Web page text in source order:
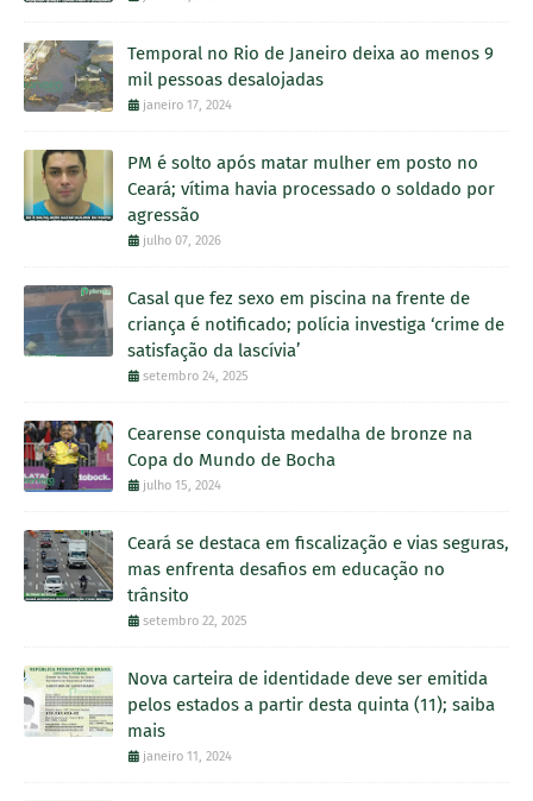
Temporal no Rio de Janeiro deixa ao menos 9
mil pessoas desalojadas
janeiro 17, 2024
PM é solto após matar mulher em posto no
Ceará; vítima havia processado o soldado por
agressão
julho 07, 2026
Casal que fez sexo em piscina na frente de
criança é notificado; polícia investiga ‘crime de
satisfação da lascívia’
setembro 24, 2025
Cearense conquista medalha de bronze na
Copa do Mundo de Bocha
julho 15, 2024
Ceará se destaca em fiscalização e vias seguras,
mas enfrenta desafios em educação no
trânsito
setembro 22, 2025
Nova carteira de identidade deve ser emitida
pelos estados a partir desta quinta (11); saiba
mais
janeiro 11, 2024